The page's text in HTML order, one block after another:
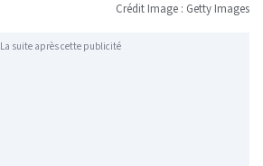
Crédit Image : Getty Images
La suite après cette publicité